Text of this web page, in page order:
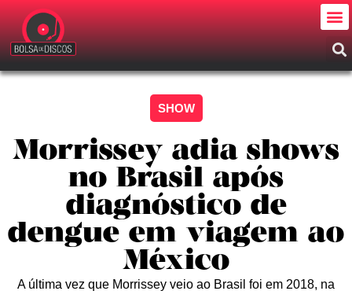
SHOW
Morrissey adia shows
no Brasil após
diagnóstico de
dengue em viagem ao
México
A última vez que Morrissey veio ao Brasil foi em 2018, na